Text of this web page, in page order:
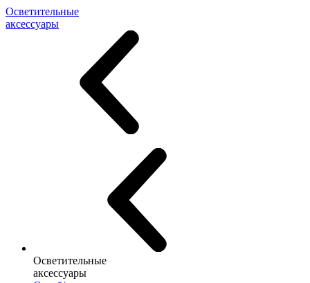
Осветительные
аксессуары
Осветительные
аксессуары